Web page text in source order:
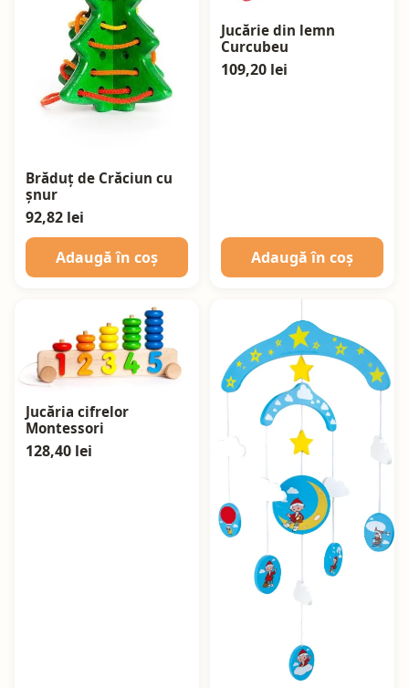
Brăduț de Crăciun cu
șnur
92,82 lei
Adaugă în coș
Jucărie din lemn
Curcubeu
109,20 lei
Adaugă în coș
Jucăria cifrelor
Montessori
128,40 lei